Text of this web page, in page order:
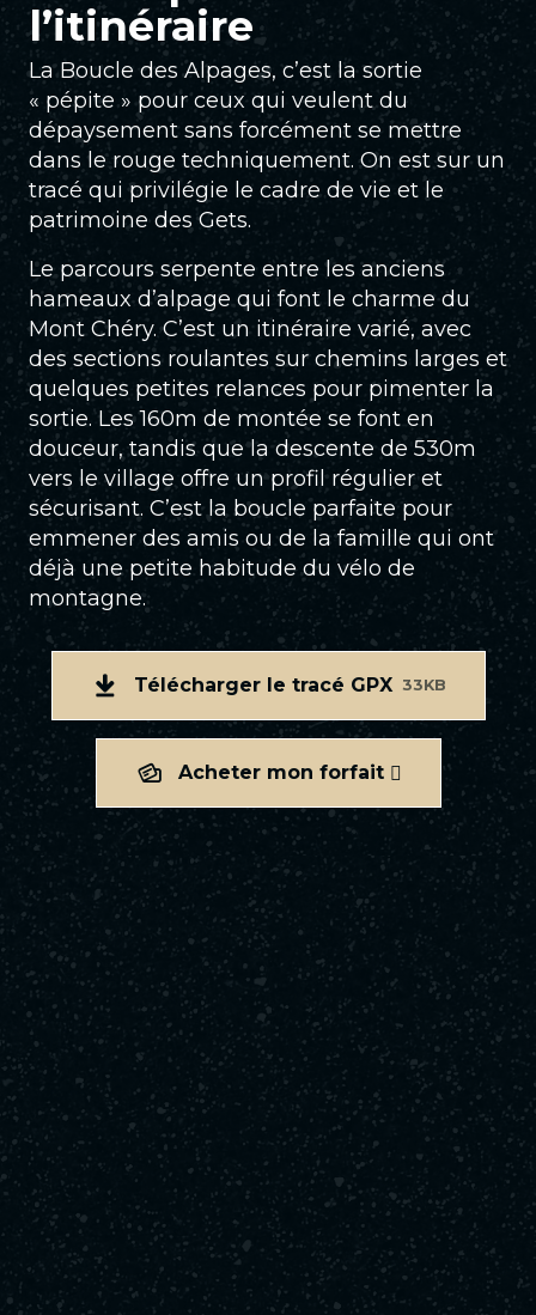
l’itinéraire
La Boucle des Alpages, c’est la sortie
« pépite » pour ceux qui veulent du
dépaysement sans forcément se mettre
dans le rouge techniquement. On est sur un
tracé qui privilégie le cadre de vie et le
patrimoine des Gets.
Le parcours serpente entre les anciens
hameaux d’alpage qui font le charme du
Mont Chéry. C’est un itinéraire varié, avec
des sections roulantes sur chemins larges et
quelques petites relances pour pimenter la
sortie. Les 160m de montée se font en
douceur, tandis que la descente de 530m
vers le village offre un profil régulier et
sécurisant. C’est la boucle parfaite pour
emmener des amis ou de la famille qui ont
déjà une petite habitude du vélo de
montagne.
Télécharger le tracé GPX 33KB
Acheter mon forfait